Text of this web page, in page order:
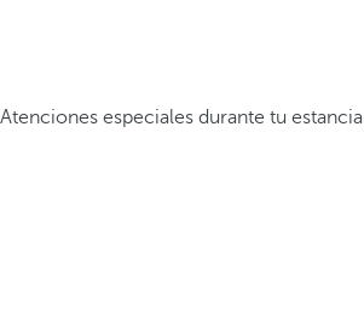
Atenciones especiales durante tu estancia